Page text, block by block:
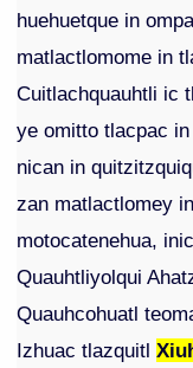
huehuetque in
matlactlomome in
Cuitlachquauhtli ic
ye omitto tlacpac
nican in
zan matlactlomey
motocatenehua,
Quauhtliyolqui
Quauhcohuatl
Izhuac tlazquitl